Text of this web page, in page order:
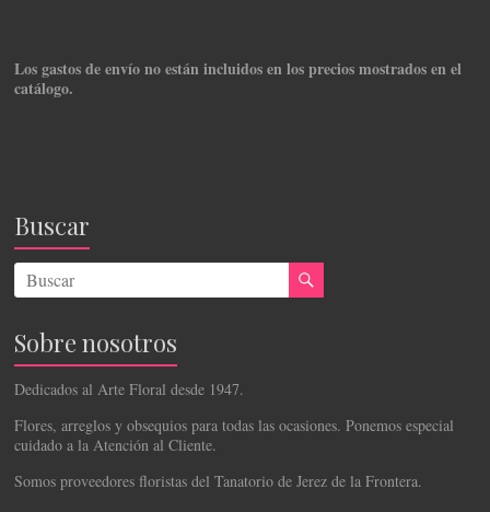
Los gastos de envío no están incluidos en los precios mostrados en el
catálogo.
Buscar
Sobre nosotros
Dedicados al Arte Floral desde 1947.
Flores, arreglos y obsequios para todas las ocasiones. Ponemos especial
cuidado a la Atención al Cliente.
Somos proveedores floristas del Tanatorio de Jerez de la Frontera.